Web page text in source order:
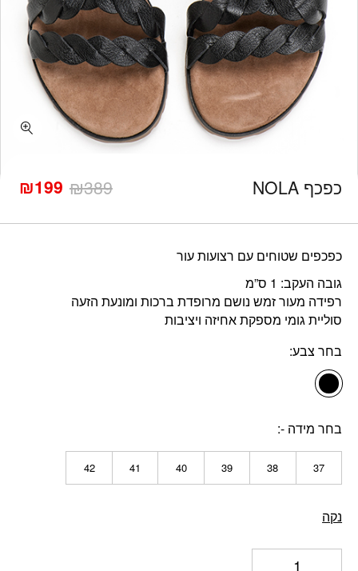
כפכף NOLA ₪389
המחיר
המקורי
₪199 המחיר
הנוכחי
כפכפים שטוחים עם רצועות עור
גובה העקב: 1 ס”מ
רפידה מעור זמש נושם מרופדת ברכות ומונעת הזעה
סוליית גומי מספקת אחיזה ויציבות
בחר צבע
בחר מידה -
37
38
39
40
41
42
נקה